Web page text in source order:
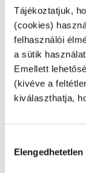
Tájékoztatjuk,
(cookies)
felhasználói
a sütik
Emellett
(kivéve a
kiválaszthatja,
kiválasztása
Elengedhetetlen